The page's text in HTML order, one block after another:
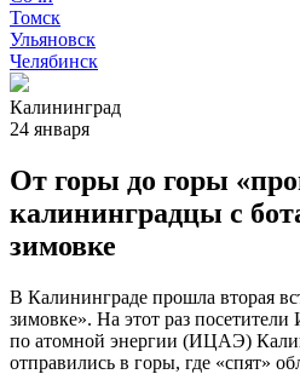
Томск
Ульяновск
Челябинск
Калининград
24 января
От горы до горы
калининградцы с
зимовке
В Калининграде прошла вторая
зимовке». На этот раз
по атомной энергии (ИЦАЭ)
отправились в горы, где «спят»